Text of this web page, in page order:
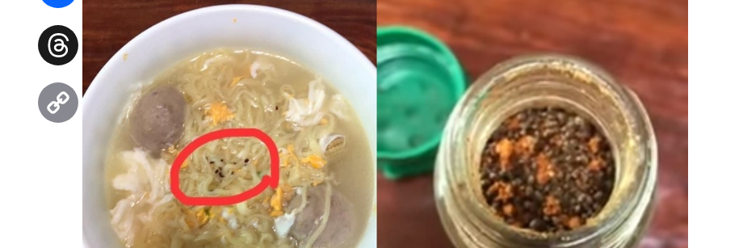
Facebook
Threads